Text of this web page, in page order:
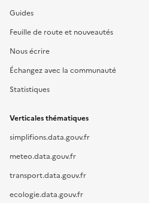
Guides
Feuille de route et nouveautés
Nous écrire
Échangez avec la communauté
Statistiques
Verticales thématiques
simplifions.data.gouv.fr
meteo.data.gouv.fr
transport.data.gouv.fr
ecologie.data.gouv.fr